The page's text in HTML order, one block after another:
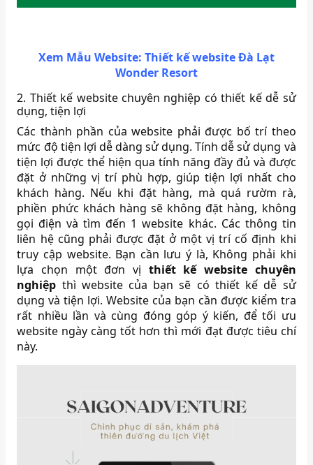
Xem Mẫu Website: Thiết kế websiteĐà Lạt
Wonder Resort
2. Thiết kế website chuyên nghiệp có thiết kế dễ sử
dụng, tiện lợi
Các thành phần của website phải được bố trí theo
mức độ tiện lợi dễ dàng sử dụng. Tính dễ sử dụng và
tiện lợi được thể hiện qua tính năng đầy đủ và được
đặt ở những vị trí phù hợp, giúp tiện lợi nhất cho
khách hàng. Nếu khi đặt hàng, mà quá rườm rà,
phiền phức khách hàng sẽ không đặt hàng, không
gọi điện và tìm đến 1 website khác. Các thông tin
liên hệ cũng phải được đặt ở một vị trí cố định khi
truy cập website. Bạn cần lưu ý là, Không phải khi
lựa chọn một đơn vị thiết kế website chuyên
nghiệp thì website của bạn sẽ có thiết kế dễ sử
dụng và tiện lợi. Website của bạn cần được kiểm tra
rất nhiều lần và cùng đóng góp ý kiến, để tối ưu
website ngày càng tốt hơn thì mới đạt được tiêu chí
này.